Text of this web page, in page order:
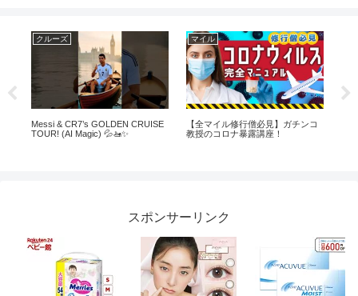
クルーズ
Messi & CR7’s GOLDEN CRUISE
TOUR! (AI Magic) 💦🚤✨
マイル
【全マイル修行僧必見】ガチンコ
教授のコロナ暴露講座！
スポンサーリンク